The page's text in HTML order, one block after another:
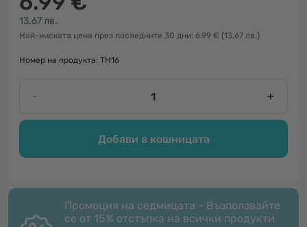
13.67 лв.
Най-ниската цена през последните 30 дни: 6.99 € (13.67 лв.)
Номер на продукта: TH16
- +
Добави в кошницата
Промоция на седмицата - Възползвайте
се от 15% отстъпка на всички продукти